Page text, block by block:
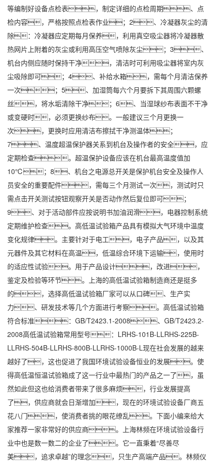
等编制好设备点检表，制定详细的点检周期、点
检内容，严格按照点检表作业；2、冷凝器灰尘的清
除：冷凝器应定期每月保养，利用真空吸尘器将冷凝器散
热网片上附着的灰尘或利用高压空气喷除灰尘；3、
机台内侧应随时保持干净，清洁时可利用吸尘器将室内灰
尘吸除即可；4、补给水箱，需每个月清洁保养
一次；5、 加湿筒每六个月要拆下其周围六颗螺
丝，将水垢清除干净；6、当湿球纱布表面不干净
或变硬时，必须更换纱布。一般建议三个月更换一
次，更换时应用清洁布擦拭干净测温体；
7、温度超温保护器关系到机台及操作者的安全，应
定期检查。超温保护设备应该在机台最高温度值加
10℃；8、机台之电源总开关是保护机台安全及操作人
员安全的重要配件，需每三个月测试一次，测试时只
需点击开关测试按钮观察开关是否动作然后复位即可；
9、对于活动部件应按说明书加油润滑， 电器控制系统
定期维护检查。高低温试验箱产品具有模拟大气环境中温度
变化规律。主要针对于电工，电子产品，以及其
元器件及其它材料在高温，低温综合环境下运输，使用时
的适应性试验。用于产品设计，改进，
鉴定及检验等环节。上海的高低温试验箱制造商还是挺多
的，选择高低温试验箱厂家可以从口碑、生产实
力、研发技术等几个方面进行考察。高低温试验箱
符合标准：GB/T2423.1-2008、GB/T2423.2-
2008高低温试验箱常用型号：LRHS-101B-LLRHS-225B-
LLRHS-504B-LLRHS-800B-LLRHS-1000B-L现在社会发展的越来
越好了，这也促进了我国环境试验设备恒业的发展。使
得高低温恒温试验箱成了这一行业中最热门的产品之一了，虽
然如此但这也给消费者带来了很多麻烦，行业发展提高
了，供应商就会日渐增加，现在的环境试验设备厂商五
花八门，使消费者挑的眼花缭乱。下面小编来给大
家推荐一家非常好的供应商。上海林频在环境试验设备行
业中也是数一数二的企业了。它一直秉着“尽善尽
美，追求卓越”的理念，只生产高端产品。林频仪